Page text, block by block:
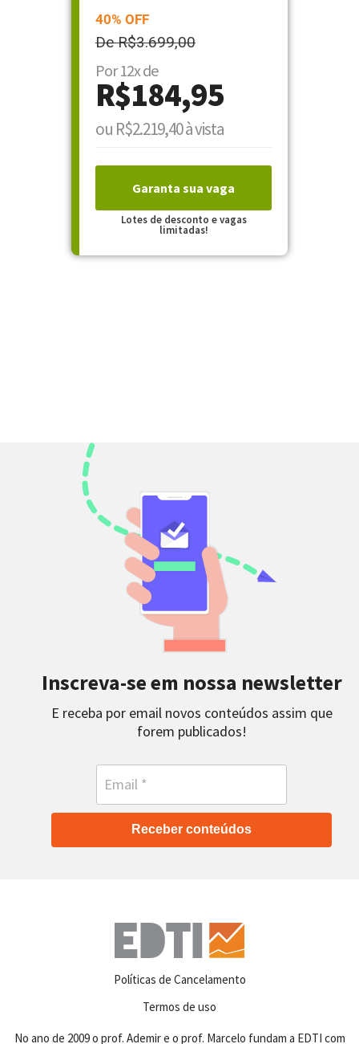
40% OFF
De R$3.699,00
Por 12x de
R$184,95
ou R$2.219,40 à vista
Garanta sua vaga
Lotes de desconto e vagas
limitadas!
Inscreva-se em nossa newsletter
E receba por email novos conteúdos assim que
forem publicados!
Receber conteúdos
Políticas de Cancelamento
Termos de uso
No ano de 2009 o prof. Ademir e o prof. Marcelo fundam a EDTI com